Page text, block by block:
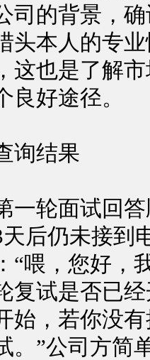
司的背景，
头本人的专
这也是了解
良好途径。
结果
轮面试回答
后仍未接到
“喂，您好，
复试是否已
始，若你没
。”公司方